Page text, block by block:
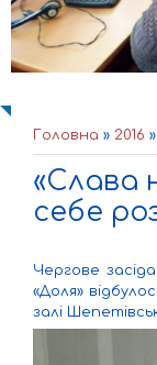
Головна » 2016 »
«Слава
себе
Чергове
«Доля»
залі